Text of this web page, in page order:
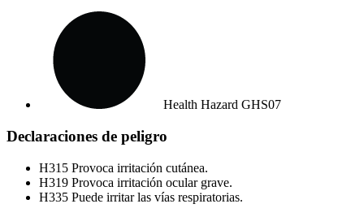
Health Hazard GHS07
Declaraciones de peligro
H315 Provoca irritación cutánea.
H319 Provoca irritación ocular grave.
H335 Puede irritar las vías respiratorias.